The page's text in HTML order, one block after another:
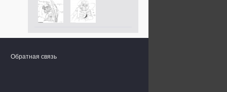
Обратная связь